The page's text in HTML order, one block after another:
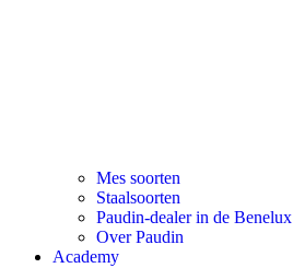
Mes soorten
Staalsoorten
Paudin-dealer in de Benelux
Over Paudin
Academy